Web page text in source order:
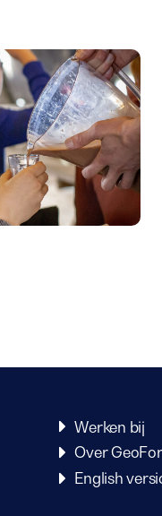
Werken bij
Over
English